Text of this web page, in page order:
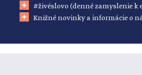
#živéslovo (denné zamyslenie k
Knižné novinky a informácie o